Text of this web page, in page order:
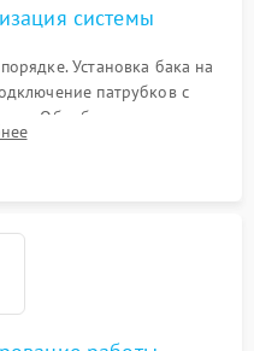
системы
Установка бака на
патрубков с
Обработка стыков
возможных протечек воды.